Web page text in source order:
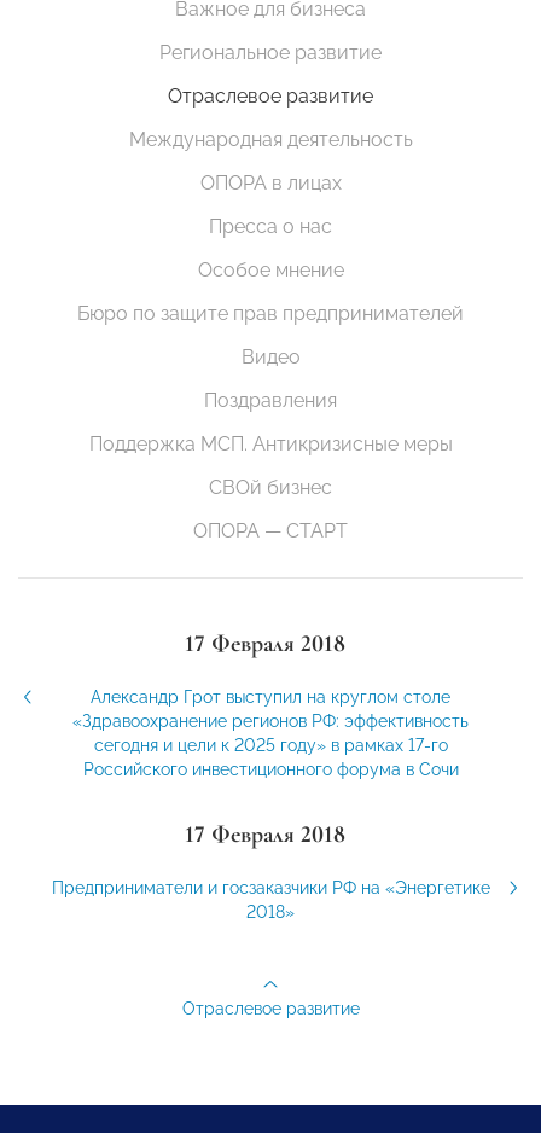
Важное для бизнеса
Региональное развитие
Отраслевое развитие
Международная деятельность
ОПОРА в лицах
Пресса о нас
Особое мнение
Бюро по защите прав предпринимателей
Видео
Поздравления
Поддержка МСП. Антикризисные меры
СВОй бизнес
ОПОРА — СТАРТ
17 Февраля 2018
Александр Грот выступил на круглом столе
«Здравоохранение регионов РФ: эффективность
сегодня и цели к 2025 году» в рамках 17-го
Российского инвестиционного форума в Сочи
17 Февраля 2018
Предприниматели и госзаказчики РФ на «Энергетике
2018»
Отраслевое развитие